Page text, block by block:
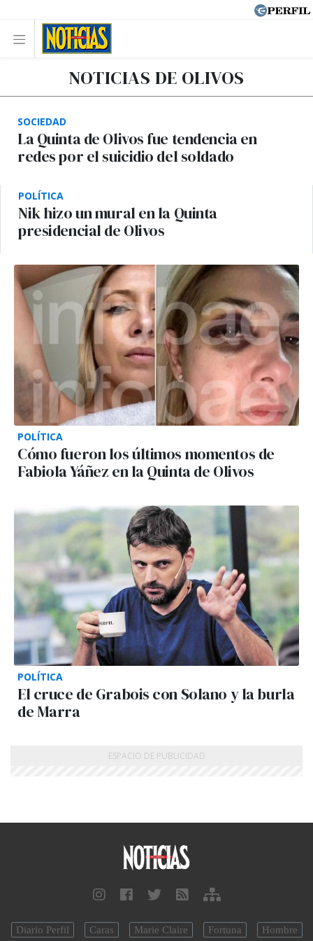
NOTICIAS DE OLIVOS
SOCIEDAD
La Quinta de Olivos fue tendencia en
redes por el suicidio del soldado
POLÍTICA
Nik hizo un mural en la Quinta
presidencial de Olivos
POLÍTICA
Cómo fueron los últimos momentos de
Fabiola Yáñez en la Quinta de Olivos
POLÍTICA
El cruce de Grabois con Solano y la burla
de Marra
Diario Perfil Caras Marie Claire Fortuna Hombre